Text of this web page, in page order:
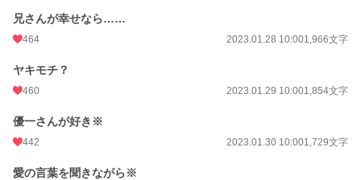
兄さんが幸せなら……
464 2023.01.28 10:001,966文字
ヤキモチ？
460 2023.01.29 10:001,854文字
優一さんが好き※
442 2023.01.30 10:001,729文字
愛の言葉を聞きながら※